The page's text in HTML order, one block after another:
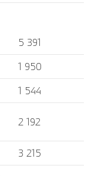
5 391
1 950
1 544
2 192
3 215